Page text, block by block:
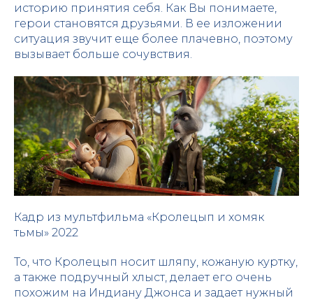
историю принятия себя. Как Вы понимаете,
герои становятся друзьями. В ее изложении
ситуация звучит еще более плачевно, поэтому
вызывает больше сочувствия.
Кадр из мультфильма «Кролецып и хомяк
тьмы» 2022
То, что Кролецып носит шляпу, кожаную куртку,
а также подручный хлыст, делает его очень
похожим на Индиану Джонса и задает нужный